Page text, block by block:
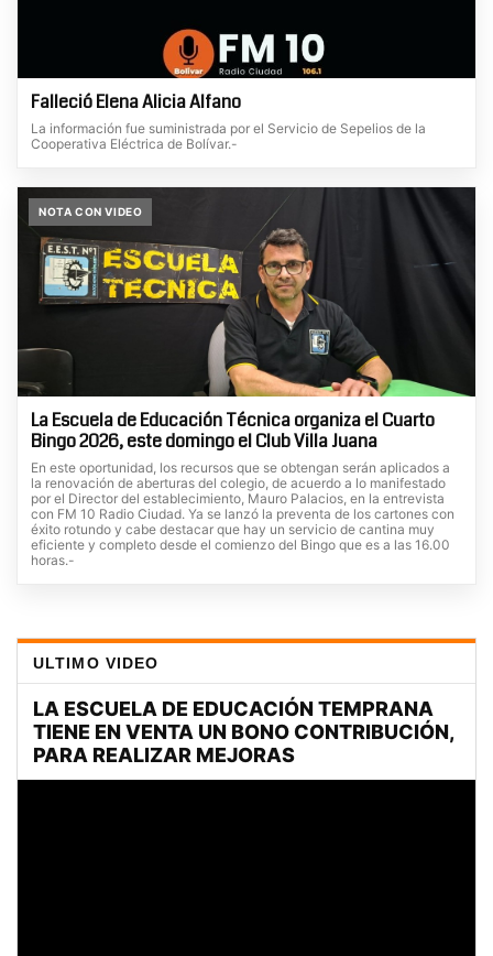
Falleció Elena Alicia Alfano
La información fue suministrada por el Servicio de Sepelios de la
Cooperativa Eléctrica de Bolívar.-
NOTA CON VIDEO
La Escuela de Educación Técnica organiza el Cuarto
Bingo 2026, este domingo el Club Villa Juana
En este oportunidad, los recursos que se obtengan serán aplicados a
la renovación de aberturas del colegio, de acuerdo a lo manifestado
por el Director del establecimiento, Mauro Palacios, en la entrevista
con FM 10 Radio Ciudad. Ya se lanzó la preventa de los cartones con
éxito rotundo y cabe destacar que hay un servicio de cantina muy
eficiente y completo desde el comienzo del Bingo que es a las 16.00
horas.-
ULTIMO VIDEO